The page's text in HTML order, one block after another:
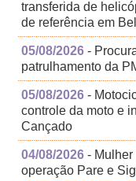
transferida de
de referência em
05/08/2026 -
patrulhamento da
05/08/2026 -
controle da moto e
Cançado
04/08/2026 - Mulher
operação Pare e